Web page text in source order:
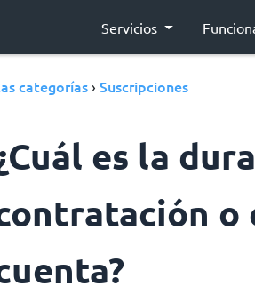
Servicios
categorías › Suscripciones
es la
o